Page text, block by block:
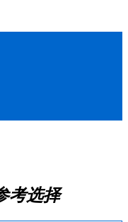
考选择